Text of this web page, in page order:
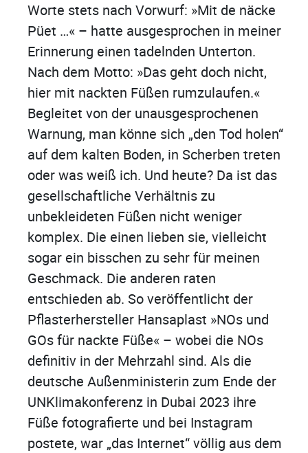
Worte stets nach Vorwurf: »Mit de näcke
Püet …« – hatte ausgesprochen in meiner
Erinnerung einen tadelnden Unterton.
Nach dem Motto: »Das geht doch nicht,
hier mit nackten Füßen rumzulaufen.«
Begleitet von der unausgesprochenen
Warnung, man könne sich „den Tod holen“
auf dem kalten Boden, in Scherben treten
oder was weiß ich. Und heute? Da ist das
gesellschaftliche Verhältnis zu
unbekleideten Füßen nicht weniger
komplex. Die einen lieben sie, vielleicht
sogar ein bisschen zu sehr für meinen
Geschmack. Die anderen raten
entschieden ab. So veröffentlicht der
Pflasterhersteller Hansaplast »NOs und
GOs für nackte Füße« – wobei die NOs
definitiv in der Mehrzahl sind. Als die
deutsche Außenministerin zum Ende der
UNKlimakonferenz in Dubai 2023 ihre
Füße fotografierte und bei Instagram
postete, war „das Internet“ völlig aus dem